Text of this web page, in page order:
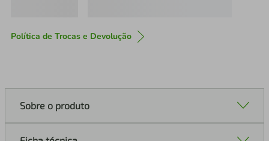
Política de Trocas e Devolução
Sobre o produto